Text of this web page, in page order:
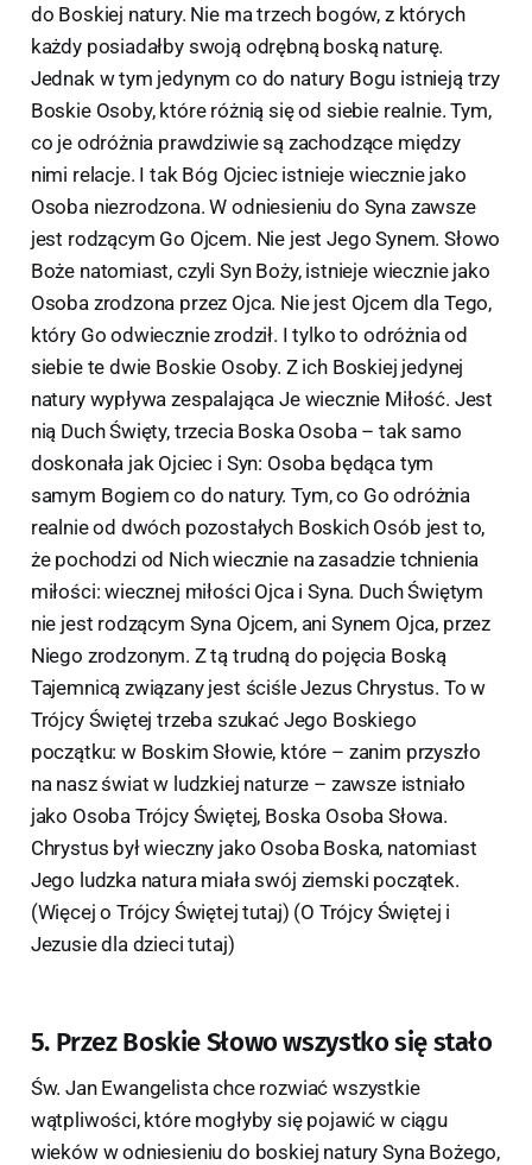
do Boskiej natury. Nie ma trzech bogów, z których
każdy posiadałby swoją odrębną boską naturę.
Jednak w tym jedynym co do natury Bogu istnieją trzy
Boskie Osoby, które różnią się od siebie realnie. Tym,
co je odróżnia prawdziwie są zachodzące między
nimi relacje. I tak Bóg Ojciec istnieje wiecznie jako
Osoba niezrodzona. W odniesieniu do Syna zawsze
jest rodzącym Go Ojcem. Nie jest Jego Synem. Słowo
Boże natomiast, czyli Syn Boży, istnieje wiecznie jako
Osoba zrodzona przez Ojca. Nie jest Ojcem dla Tego,
który Go odwiecznie zrodził. I tylko to odróżnia od
siebie te dwie Boskie Osoby. Z ich Boskiej jedynej
natury wypływa zespalająca Je wiecznie Miłość. Jest
nią Duch Święty, trzecia Boska Osoba – tak samo
doskonała jak Ojciec i Syn: Osoba będąca tym
samym Bogiem co do natury. Tym, co Go odróżnia
realnie od dwóch pozostałych Boskich Osób jest to,
że pochodzi od Nich wiecznie na zasadzie tchnienia
miłości: wiecznej miłości Ojca i Syna. Duch Świętym
nie jest rodzącym Syna Ojcem, ani Synem Ojca, przez
Niego zrodzonym. Z tą trudną do pojęcia Boską
Tajemnicą związany jest ściśle Jezus Chrystus. To w
Trójcy Świętej trzeba szukać Jego Boskiego
początku: w Boskim Słowie, które – zanim przyszło
na nasz świat w ludzkiej naturze – zawsze istniało
jako Osoba Trójcy Świętej, Boska Osoba Słowa.
Chrystus był wieczny jako Osoba Boska, natomiast
Jego ludzka natura miała swój ziemski początek.
(Więcej o Trójcy Świętej tutaj) (O Trójcy Świętej i
Jezusie dla dzieci tutaj)
5. Przez Boskie Słowo wszystko się stało
Św. Jan Ewangelista chce rozwiać wszystkie
wątpliwości, które mogłyby się pojawić w ciągu
wieków w odniesieniu do boskiej natury Syna Bożego,